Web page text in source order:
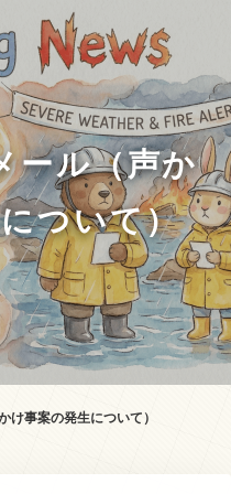
ール（声か
ついて）
け事案の発生について）